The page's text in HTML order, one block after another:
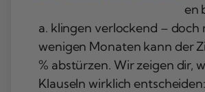
en
a. klingen verlockend – doch
wenigen Monaten kann der
% abstürzen. Wir zeigen dir,
Klauseln wirklich entscheiden: